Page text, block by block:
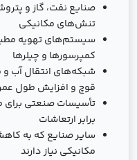
صنایع نفت، گاز و
تنش‌های مکانیکی
کمپرسورها و چیلرها
شبکه‌های انتقال آب و
قوچ و افزایش طول
تأسیسات صنعتی
برابر ارتعاشات
سایر صنایع که به
مکانیکی نیاز دارند